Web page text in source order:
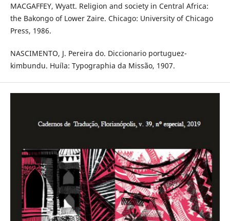
MACGAFFEY, Wyatt. Religion and society in Central Africa:
the Bakongo of Lower Zaire. Chicago: University of Chicago
Press, 1986.
NASCIMENTO, J. Pereira do. Diccionario portuguez-
kimbundu. Huíla: Typographia da Missão, 1907.